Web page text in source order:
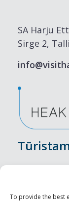
To provide the best
SA Harju
Sirge 2,
Nakšņošana